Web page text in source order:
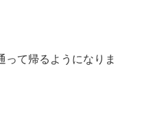
って帰るようになりま